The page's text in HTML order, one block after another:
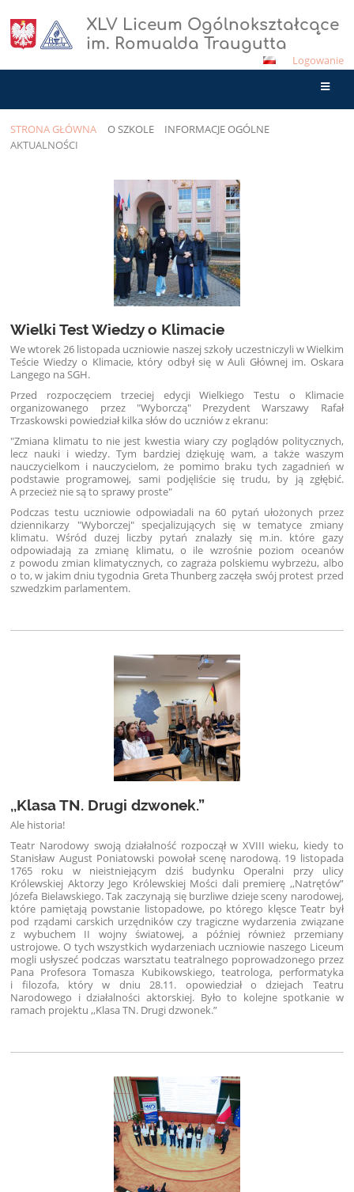
XLV Liceum Ogólnokształcące
im. Romualda Traugutta
Logowanie
STRONA GŁÓWNA O SZKOLE
INFORMACJE OGÓLNE
AKTUALNOŚCI
Wielki Test Wiedzy o Klimacie
We wtorek 26 listopada uczniowie naszej szkoły uczestniczyli w Wielkim
Teście Wiedzy o Klimacie, który odbył się w Auli Głównej im. Oskara
Langego na SGH.
Przed rozpoczęciem trzeciej edycji Wielkiego Testu o Klimacie
organizowanego przez "Wyborczą" Prezydent Warszawy Rafał
Trzaskowski powiedział kilka słów do uczniów z ekranu:
"Zmiana klimatu to nie jest kwestia wiary czy poglądów politycznych,
lecz nauki i wiedzy. Tym bardziej dziękuję wam, a także waszym
nauczycielkom i nauczycielom, że pomimo braku tych zagadnień w
podstawie programowej, sami podjęliście się trudu, by ją zgłębić.
A przecież nie są to sprawy proste"
Podczas testu uczniowie odpowiadali na 60 pytań ułożonych przez
dziennikarzy "Wyborczej" specjalizujących się w tematyce zmiany
klimatu. Wśród duzej liczby pytań znalazły się m.in. które gazy
odpowiadają za zmianę klimatu, o ile wzrośnie poziom oceanów
z powodu zmian klimatycznych, co zagraża polskiemu wybrzeżu, albo
o to, w jakim dniu tygodnia Greta Thunberg zaczęła swój protest przed
szwedzkim parlamentem.
,,Klasa TN. Drugi dzwonek.”
Ale historia!
Teatr Narodowy swoją działalność rozpoczął w XVIII wieku, kiedy to
Stanisław August Poniatowski powołał scenę narodową. 19 listopada
1765 roku w nieistniejącym dziś budynku Operalni przy ulicy
Królewskiej Aktorzy Jego Królewskiej Mości dali premierę ,,Natrętów”
Józefa Bielawskiego. Tak zaczynają się burzliwe dzieje sceny narodowej,
które pamiętają powstanie listopadowe, po którego klęsce Teatr był
pod rządami carskich urzędników czy tragiczne wydarzenia związane
z wybuchem II wojny światowej, a później również przemiany
ustrojowe. O tych wszystkich wydarzeniach uczniowie naszego Liceum
mogli usłyszeć podczas warsztatu teatralnego poprowadzonego przez
Pana Profesora Tomasza Kubikowskiego, teatrologa, performatyka
i filozofa, który w dniu 28.11. opowiedział o dziejach Teatru
Narodowego i działalności aktorskiej. Było to kolejne spotkanie w
ramach projektu ,,Klasa TN. Drugi dzwonek.”